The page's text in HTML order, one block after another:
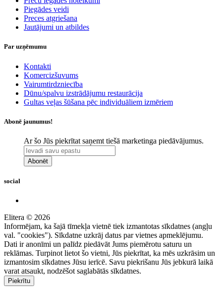
Piegādes veidi
Preces atgriešana
Jautājumi un atbildes
Par uzņēmumu
Kontakti
Komercizšuvums
Vairumtirdzniecība
Dūnu/spalvu izstrādājumu restaurācija
Gultas veļas šūšana pēc individuāliem izmēriem
Abonē jaunumus!
Ar šo Jūs piekrītat saņemt tiešā marketinga piedāvājumus.
Abonēt
social
Elitera © 2026
Informējam, ka šajā tīmekļa vietnē tiek izmantotas sīkdatnes (angļu
val. "cookies"). Sīkdatne uzkrāj datus par vietnes apmeklējumu.
Dati ir anonīmi un palīdz piedāvāt Jums piemērotu saturu un
reklāmas. Turpinot lietot šo vietni, Jūs piekrītat, ka mēs uzkrāsim un
izmantosim sīkdatnes Jūsu ierīcē. Savu piekrišanu Jūs jebkurā laikā
varat atsaukt, nodzēšot saglabātās sīkdatnes.
Piekrītu